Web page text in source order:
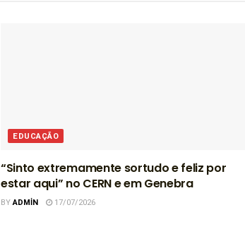
EDUCAÇÃO
“Sinto extremamente sortudo e feliz por
estar aqui” no CERN e em Genebra
BYADMIN 17/07/2026